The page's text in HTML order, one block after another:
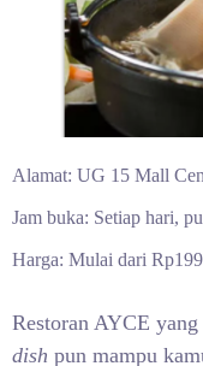
Alamat: UG 15 Mall
Jam buka: Setiap hari,
Harga: Mulai dari
Restoran AYCE
dish pun mampu